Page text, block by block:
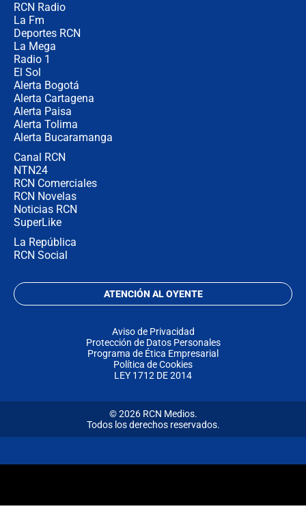
RCN Radio
La Fm
Deportes RCN
La Mega
Radio 1
El Sol
Alerta Bogotá
Alerta Cartagena
Alerta Paisa
Alerta Tolima
Alerta Bucaramanga
Canal RCN
NTN24
RCN Comerciales
RCN Novelas
Noticias RCN
SuperLike
La República
RCN Social
ATENCIÓN AL OYENTE
Aviso de Privacidad
Protección de Datos Personales
Programa de Ética Empresarial
Política de Cookies
LEY 1712 DE 2014
© 2026 RCN Medios.
Todos los derechos reservados.